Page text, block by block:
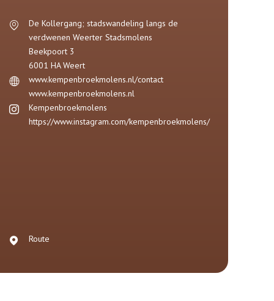
De Kollergang; stadswandeling langs de
verdwenen Weerter Stadsmolens
Beekpoort 3
6001 HA Weert
www.kempenbroekmolens.nl/contact
www.kempenbroekmolens.nl
Kempenbroekmolens
https://www.instagram.com/kempenbroekmolens/
Route